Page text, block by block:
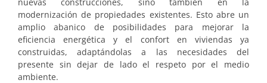
modernización de propiedades existentes. Esto abre un
amplio abanico de posibilidades para mejorar la
eficiencia energética y el confort en viviendas ya
construidas, adaptándolas a las necesidades del
presente sin dejar de lado el respeto por el medio
ambiente.